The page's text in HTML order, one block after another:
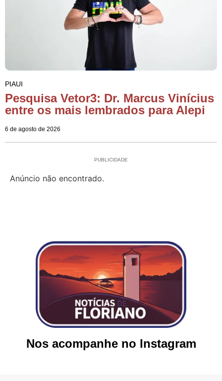
PIAUI
Pesquisa Vetor3: Dr. Marcus Vinícius
entre os mais lembrados para Alepi
6 de agosto de 2026
PUBLICIDADE
Anúncio não encontrado.
Nos acompanhe no Instagram